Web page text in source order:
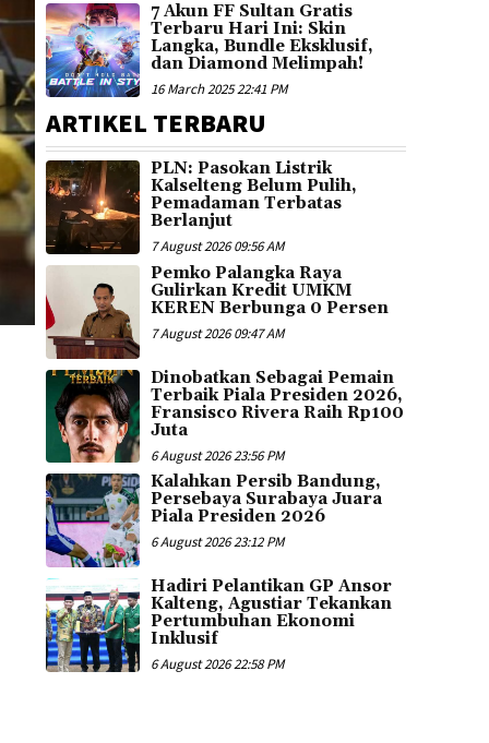
7 Akun FF Sultan Gratis
Terbaru Hari Ini: Skin
Langka, Bundle Eksklusif,
dan Diamond Melimpah!
16 March 2025 22:41 PM
ARTIKEL TERBARU
PLN: Pasokan Listrik
Kalselteng Belum Pulih,
Pemadaman Terbatas
Berlanjut
7 August 2026 09:56 AM
Pemko Palangka Raya
Gulirkan Kredit UMKM
KEREN Berbunga 0 Persen
7 August 2026 09:47 AM
Dinobatkan Sebagai Pemain
Terbaik Piala Presiden 2026,
Fransisco Rivera Raih Rp100
Juta
6 August 2026 23:56 PM
Kalahkan Persib Bandung,
Persebaya Surabaya Juara
Piala Presiden 2026
6 August 2026 23:12 PM
Hadiri Pelantikan GP Ansor
Kalteng, Agustiar Tekankan
Pertumbuhan Ekonomi
Inklusif
6 August 2026 22:58 PM